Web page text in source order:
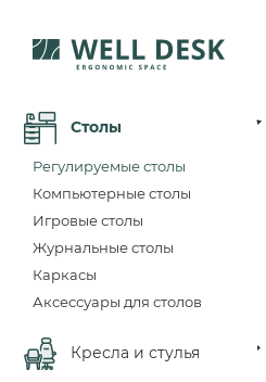
Столы
Регулируемые столы
Компьютерные столы
Игровые столы
Журнальные столы
Каркасы
Аксессуары для столов
Кресла и стулья